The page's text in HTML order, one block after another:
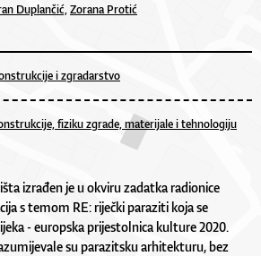
Duplančić,Zorana Protić
i zgradarstvo
fiziku zgrade, materijale i tehnologiju
izrađen je u okviru zadatka radionice
s temom RE: riječki paraziti koja se
- europska prijestolnica kulture 2020.
su parazitsku arhitekturu, bez